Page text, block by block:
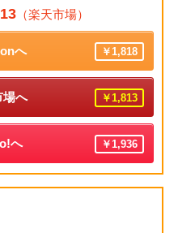
（楽天市場）
へ ￥1,818
場へ ￥1,813
へ ￥1,936